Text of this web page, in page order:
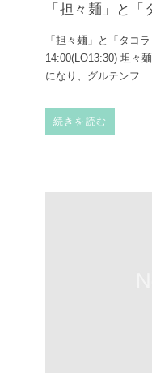
「担々麺」と「
「担々麺」と「タコ
14:00(LO13:30) 坦々
になり、グルテンフ...
続きを読む